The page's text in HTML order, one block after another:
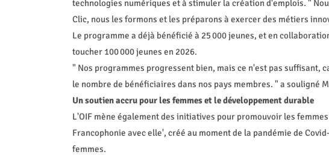
technologies numériques et à stimuler la création d'emplois. "
Clic, nous les formons et les préparons à exercer des métiers
Le programme a déjà bénéficié à 25 000 jeunes, et en
toucher 100 000 jeunes en 2026.
" Nos programmes progressent bien, mais ce n'est pas suffisant,
le nombre de bénéficiaires dans nos pays membres. " a souligné
Un soutien accru pour les femmes et le développement durable
L'OIF mène également des initiatives pour promouvoir les
Francophonie avec elle', créé au moment de la pandémie de
femmes.